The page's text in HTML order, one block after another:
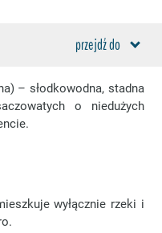
przejdź do
– słodkowodna, stadna
o niedużych
wyłącznie rzeki i